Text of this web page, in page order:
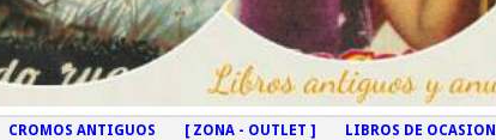
CROMOS ANTIGUOS [ ZONA - OUTLET ] LIBROS DE OCASION